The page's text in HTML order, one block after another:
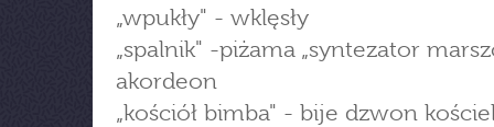
„wpukły" - wklęsły
„spalnik" -piżama „syntezator
akordeon
„kościół bimba" - bije dzwon